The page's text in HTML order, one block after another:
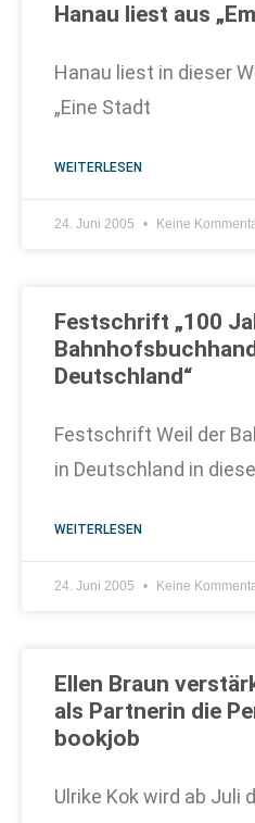
Hanau liest aus
Hanau liest in dieser
„Eine Stadt
WEITERLESEN
24. Juni 2005 Keine
Festschrift „100
Deutschland“
Festschrift Weil der
in Deutschland in
WEITERLESEN
24. Juni 2005 Keine
Ellen Braun
als Partnerin die
bookjob
Ulrike Kok wird ab Juli